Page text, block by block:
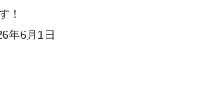
！
年6月1日